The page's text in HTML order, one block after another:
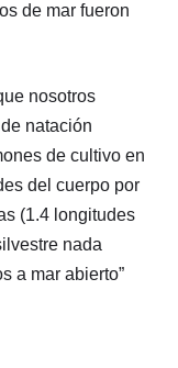
de mar fueron
nosotros
natación
de cultivo en
del cuerpo por
(1.4 longitudes
nada
a mar abierto”